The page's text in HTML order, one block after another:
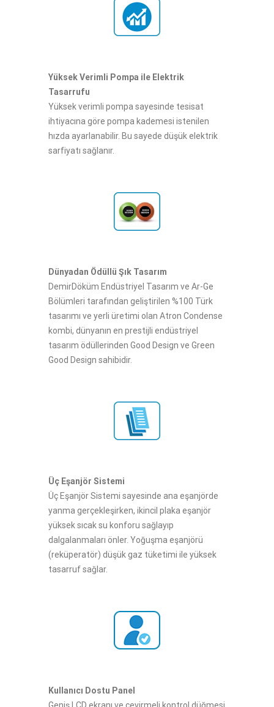
Yüksek Verimli Pompa ile Elektrik
Tasarrufu
Yüksek verimli pompa sayesinde tesisat
ihtiyacına göre pompa kademesi istenilen
hızda ayarlanabilir. Bu sayede düşük elektrik
sarfiyatı sağlanır.
Dünyadan Ödüllü Şık Tasarım
DemirDöküm Endüstriyel Tasarım ve Ar-Ge
Bölümleri tarafından geliştirilen %100 Türk
tasarımı ve yerli üretimi olan Atron Condense
kombi, dünyanın en prestijli endüstriyel
tasarım ödüllerinden Good Design ve Green
Good Design sahibidir.
Üç Eşanjör Sistemi
Üç Eşanjör Sistemi sayesinde ana eşanjörde
yanma gerçekleşirken, ikincil plaka eşanjör
yüksek sıcak su konforu sağlayıp
dalgalanmaları önler. Yoğuşma eşanjörü
(reküperatör) düşük gaz tüketimi ile yüksek
tasarruf sağlar.
Kullanıcı Dostu Panel
Geniş LCD ekranı ve çevirmeli kontrol düğmesi